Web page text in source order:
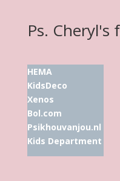
Ps. Cheryl's
HEMA
KidsDeco
Xenos
Bol.com
Psikhouvanjou.nl
Kids Department